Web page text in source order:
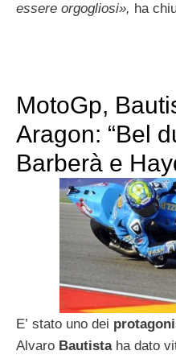
essere orgogliosi», ha
MotoGp,
Aragon: “Bel
Barberà e
E’ stato uno dei
Alvaro Bautistaha dato